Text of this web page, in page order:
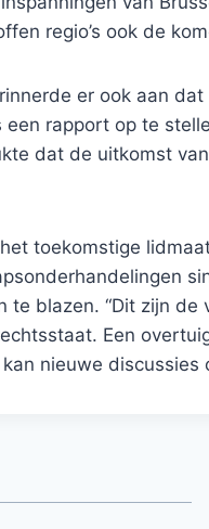
regio’s ook de
er ook aan
een rapport op te
dat de uitkomst
toekomstige
te blazen. “Dit zijn
Een
nieuwe discussies